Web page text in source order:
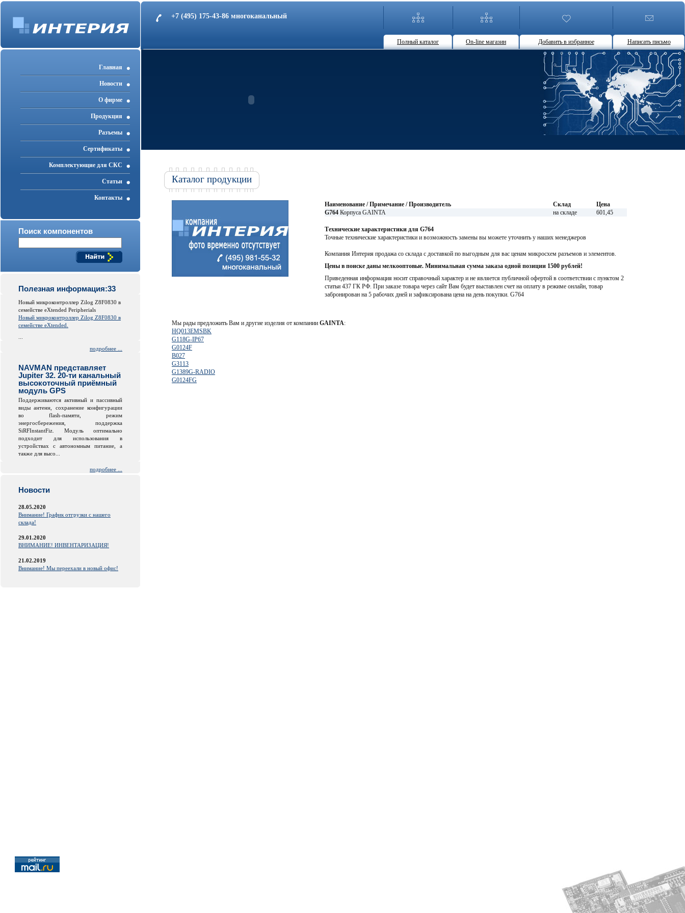
+7 (495) 175-43-86 многоканальный
Полный каталог On-line магазин Добавить в избранное Написать письмо
Главная
Новости
О фирме
Продукция
Разъемы
Cертификаты
Комплектующие для СКС
Статьи
Контакты
Поиск компонентов
Полезная информация:33
Новый микроконтроллер Zilog Z8F0830 в
семействе eXtended Peripherials
Новый микроконтроллер Zilog Z8F0830 в
семействе eXtended.
подробнее ...
NAVMAN представляет
Jupiter 32. 20-ти канальный
высокоточный приёмный
модуль GPS
Поддерживаются активный и пассивный
виды антенн, сохранение конфигурации
во flash-памяти, режим
энергосбережения, поддержка
SiRFInstantFiz. Модуль оптимально
подходит для использования в
устройствах с автономным питание, а
также для высо...
подробнее ...
Новости
28.05.2020
Внимание! График отгрузки с нашего
склада!
29.01.2020
ВНИМАНИЕ! ИНВЕНТАРИЗАЦИЯ!
21.02.2019
Внимание! Мы переехали в новый офис!
Каталог продукции
Наименование / Примечание / Производитель Склад
Цена
G764 Корпуса GAINTA на складе 601,45
Технические характеристики для G764
Точные технические характеристики и возможность замены вы можете уточнить у наших менеджеров
Компания Интерия продажа со склада с доставкой по выгодным для вас ценам микросхем разъемов и элементов.
Цены в поиске даны мелкооптовые. Минимальная сумма заказа одной позиции 1500 рублей!
Приведенная информация носит справочный характер и не является публичной офертой в соответствии с пунктом 2
статьи 437 ГК РФ. При заказе товара через сайт Вам будет выставлен счет на оплату в режиме онлайн, товар
забронирован на 5 рабочих дней и зафиксирована цена на день покупки. G764
Мы рады предложить Вам и другие изделия от компании GAINTA:
HQ013EMSBK
G118G-IP67
G0124F
B027
G3113
G1389G-RADIO
G0124FG